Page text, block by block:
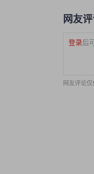
网友
登录后
网友评论